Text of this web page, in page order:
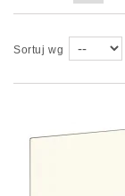
Sortuj wg